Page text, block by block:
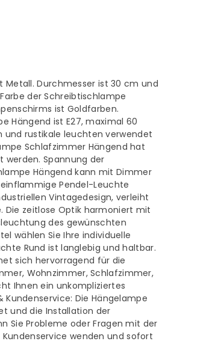
Metall. Durchmesser ist 30 cm und
der Schreibtischlampe
ist Goldfarben.
Hängend ist E27, maximal 60
und rustikale leuchten verwendet
Schlafzimmer Hängend hat
werden. Spannung der
Hängend kann mit Dimmer
Pendel-Leuchte
Vintagedesign, verleiht
Die zeitlose Optik harmoniert mit
des gewünschten
wählen Sie Ihre individuelle
Rund ist langlebig und haltbar.
sich hervorragend für die
Wohnzimmer, Schlafzimmer,
Ihnen ein unkompliziertes
Die Hängelampe
und die Installation der
Sie Probleme oder Fragen mit der
wenden und sofort